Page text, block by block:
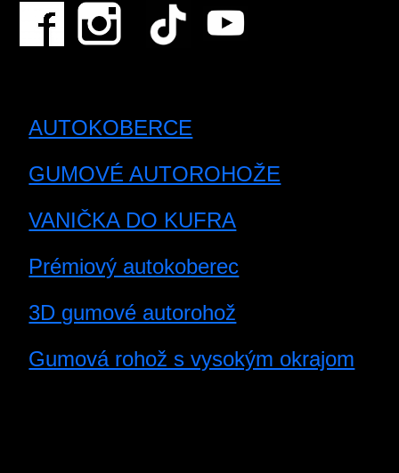
AUTOKOBERCE
GUMOVÉ AUTOROHOŽE
VANIČKA DO KUFRA
Prémiový autokoberec
3D gumové autorohož
Gumová rohož s vysokým okrajom